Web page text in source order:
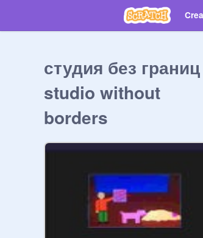
студия без границ
studio without
borders